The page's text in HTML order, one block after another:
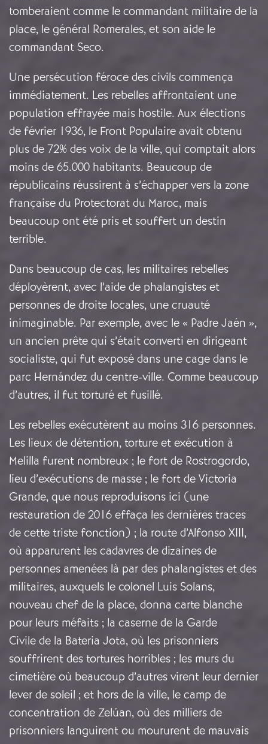
tomberaient comme le commandant militaire de la
place, le général Romerales, et son aide le
commandant Seco.
Une persécution féroce des civils commença
immédiatement. Les rebelles affrontaient une
population effrayée mais hostile. Aux élections
de février 1936, le Front Populaire avait obtenu
plus de 72% des voix de la ville, qui comptait alors
moins de 65.000 habitants. Beaucoup de
républicains réussirent à s’échapper vers la zone
française du Protectorat du Maroc, mais
beaucoup ont été pris et souffert un destin
terrible.
Dans beaucoup de cas, les militaires rebelles
déployèrent, avec l’aide de phalangistes et
personnes de droite locales, une cruauté
inimaginable. Par exemple, avec le « Padre Jaén »,
un ancien prête qui s’était converti en dirigeant
socialiste, qui fut exposé dans une cage dans le
parc Hernández du centre-ville. Comme beaucoup
d’autres, il fut torturé et fusillé.
Les rebelles exécutèrent au moins 316 personnes.
Les lieux de détention, torture et exécution à
Melilla furent nombreux ; le fort de Rostrogordo,
lieu d’exécutions de masse ; le fort de Victoria
Grande, que nous reproduisons ici (une
restauration de 2016 effaça les dernières traces
de cette triste fonction) ; la route d’Alfonso XIII,
où apparurent les cadavres de dizaines de
personnes amenées là par des phalangistes et des
militaires, auxquels le colonel Luis Solans,
nouveau chef de la place, donna carte blanche
pour leurs méfaits ; la caserne de la Garde
Civile de la Bateria Jota, où les prisonniers
souffrirent des tortures horribles ; les murs du
cimetière où beaucoup d’autres virent leur dernier
lever de soleil ; et hors de la ville, le camp de
concentration de Zelúan, où des milliers de
prisonniers languirent ou moururent de mauvais